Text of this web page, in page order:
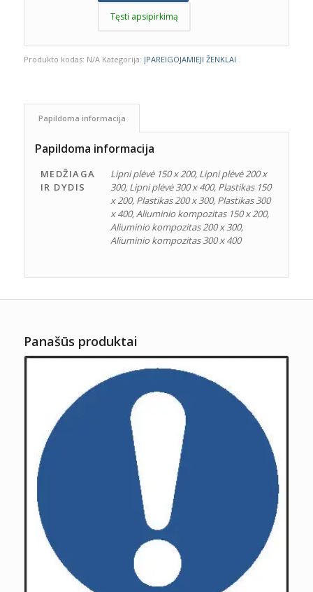
Tęsti apsipirkimą
Produkto kodas: N/A Kategorija: ĮPAREIGOJAMIEJI ŽENKLAI
Papildoma informacija
Papildoma informacija
MEDŽIAGA
IR DYDIS
Lipni plėvė 150 x 200, Lipni plėvė 200 x
300, Lipni plėvė 300 x 400, Plastikas 150
x 200, Plastikas 200 x 300, Plastikas 300
x 400, Aliuminio kompozitas 150 x 200,
Aliuminio kompozitas 200 x 300,
Aliuminio kompozitas 300 x 400
Panašūs produktai